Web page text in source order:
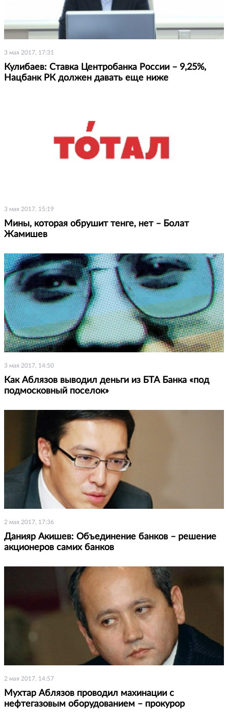
3 мая 2017, 17:31
Кулибаев: Cтавка Центробанка России – 9,25%,
Нацбанк РК должен давать еще ниже
3 мая 2017, 15:19
Мины, которая обрушит тенге, нет – Болат
Жамишев
3 мая 2017, 14:50
Как Аблязов выводил деньги из БТА Банка «под
подмосковный поселок»
2 мая 2017, 17:36
Данияр Акишев: Объединение банков – решение
акционеров самих банков
2 мая 2017, 14:57
Мухтар Аблязов проводил махинации с
нефтегазовым оборудованием – прокурор